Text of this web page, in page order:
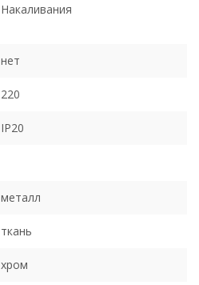
Накаливания
нет
220
IP20
металл
ткань
хром